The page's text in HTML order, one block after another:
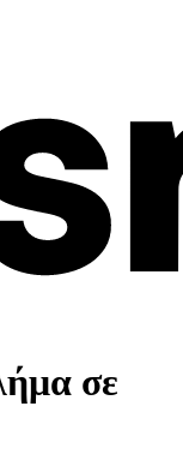
σε